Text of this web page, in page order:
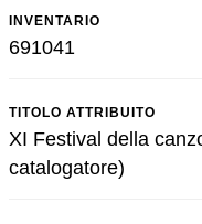
INVENTARIO
691041
TITOLO ATTRIBUITO
XI Festival della
catalogatore)